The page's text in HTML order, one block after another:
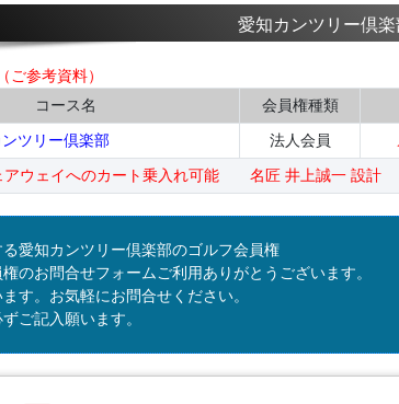
愛知カンツリー倶
参考資料）
コース名
会員権種類
ツリー倶楽部 法人会員
ウェイへのカート乗入れ可能 名匠 井上誠一 設計
愛知カンツリー倶楽部のゴルフ会員権
のお問合せフォームご利用ありがとうございます。
す。お気軽にお問合せください。
ご記入願います。